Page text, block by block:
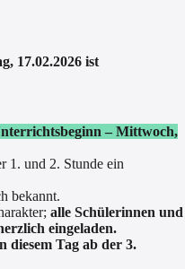
17.02.2026 ist
– Mittwoch,
1. und 2. Stunde ein
bekannt.
alle Schülerinnen und
eingeladen.
diesem Tag ab der 3.